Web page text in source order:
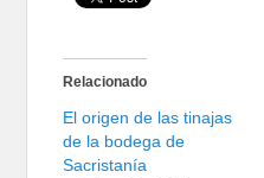
Relacionado
El origen de las tinajas
de la bodega de
Sacristanía